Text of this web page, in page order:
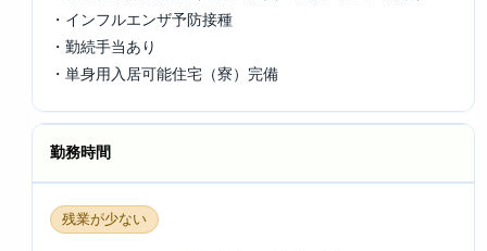
・インフルエンザ予防接種
・勤続手当あり
・単身用入居可能住宅（寮）完備
勤務時間
残業が少ない